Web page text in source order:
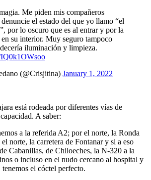
Me piden mis compañeros
denuncie el estado del que yo llamo “el
por lo oscuro que es al entrar y por la
en su interior. Muy seguro tampoco
iluminación y limpieza.
(@Crisjitina) January 1, 2022
está rodeada por diferentes vías de
A saber:
a la referida A2; por el norte, la Ronda
norte, la carretera de Fontanar y si a eso
Cabanillas, de Chiloeches, la N-320 a la
o incluso en el nudo cercano al hospital y
el cóctel perfecto.